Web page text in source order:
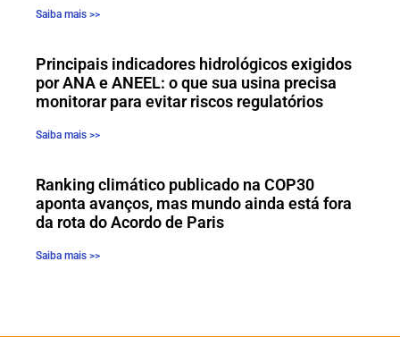
Saiba mais >>
Principais indicadores hidrológicos exigidos
por ANA e ANEEL: o que sua usina precisa
monitorar para evitar riscos regulatórios
Saiba mais >>
Ranking climático publicado na COP30
aponta avanços, mas mundo ainda está fora
da rota do Acordo de Paris
Saiba mais >>